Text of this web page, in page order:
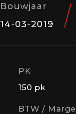
Bouwjaar
14-03-2019
PK
150 pk
BTW / Marge